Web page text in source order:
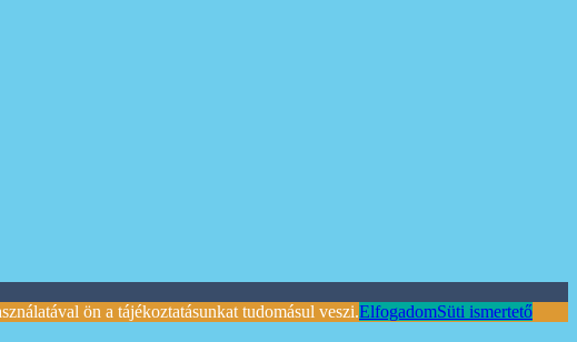
ön a tájékoztatásunkat tudomásul veszi.ElfogadomSüti ismertető